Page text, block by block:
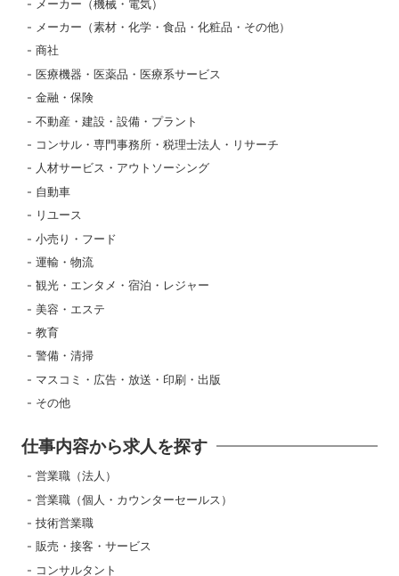
メーカー（機械・電気）
メーカー（素材・化学・食品・化粧品・その他）
商社
医療機器・医薬品・医療系サービス
金融・保険
不動産・建設・設備・プラント
コンサル・専門事務所・税理士法人・リサーチ
人材サービス・アウトソーシング
自動車
リユース
小売り・フード
運輸・物流
観光・エンタメ・宿泊・レジャー
美容・エステ
教育
警備・清掃
マスコミ・広告・放送・印刷・出版
その他
仕事内容から求人を探す
営業職（法人）
営業職（個人・カウンターセールス）
技術営業職
販売・接客・サービス
コンサルタント